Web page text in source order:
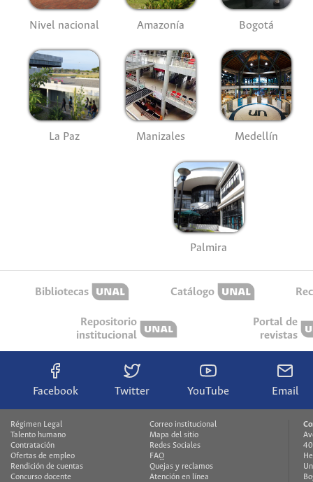
Nivel nacional Amazonía Bogotá
La Paz Manizales Medellín
Palmira
Bibliotecas Catálogo
Repositorio
institucional
Portal de
revistas
Facebook Twitter YouTube Email
Régimen Legal
Talento humano
Contratación
Ofertas de empleo
Rendición de cuentas
Concurso docente
Correo institucional
Mapa del sitio
Redes Sociales
FAQ
Quejas y reclamos
Atención en línea